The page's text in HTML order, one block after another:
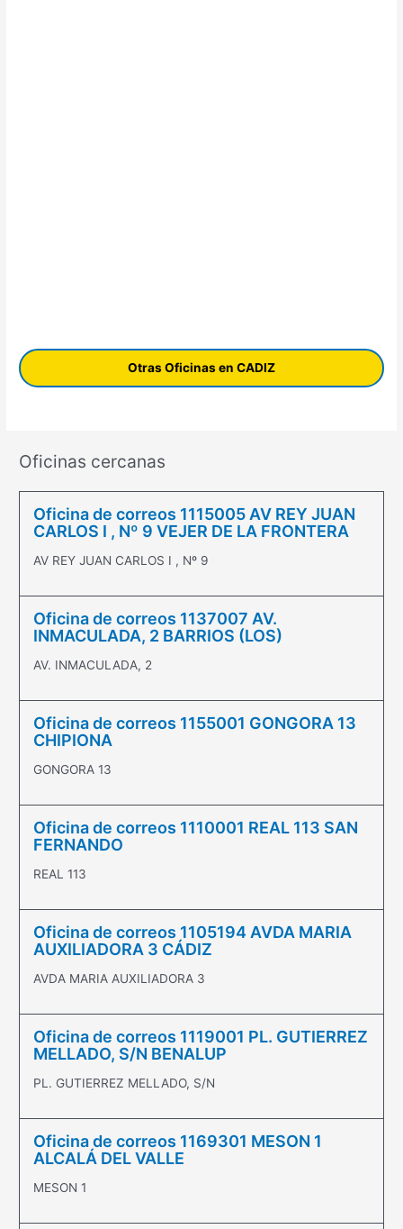
Otras Oficinas en CADIZ
Oficinas cercanas
Oficina de correos 1115005 AV REY JUAN
CARLOS I , Nº 9 VEJER DE LA FRONTERA
AV REY JUAN CARLOS I , Nº 9
Oficina de correos 1137007 AV.
INMACULADA, 2 BARRIOS (LOS)
AV. INMACULADA, 2
Oficina de correos 1155001 GONGORA 13
CHIPIONA
GONGORA 13
Oficina de correos 1110001 REAL 113 SAN
FERNANDO
REAL 113
Oficina de correos 1105194 AVDA MARIA
AUXILIADORA 3 CÁDIZ
AVDA MARIA AUXILIADORA 3
Oficina de correos 1119001 PL. GUTIERREZ
MELLADO, S/N BENALUP
PL. GUTIERREZ MELLADO, S/N
Oficina de correos 1169301 MESON 1
ALCALÁ DEL VALLE
MESON 1